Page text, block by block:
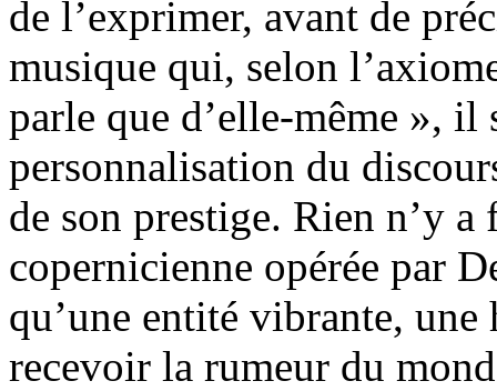
de l’exprimer, avant de
musique qui, selon
parle que d’elle-même », il
personnalisation du
de son prestige. Rien n’y
copernicienne opérée par
qu’une entité vibrante, une
recevoir la rumeur du